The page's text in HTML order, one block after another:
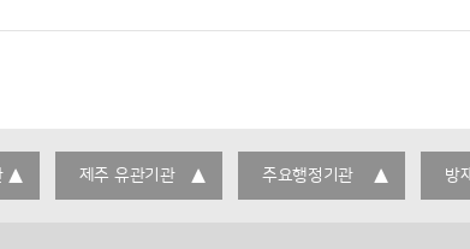
제주 유관기관 주요행정기관 방